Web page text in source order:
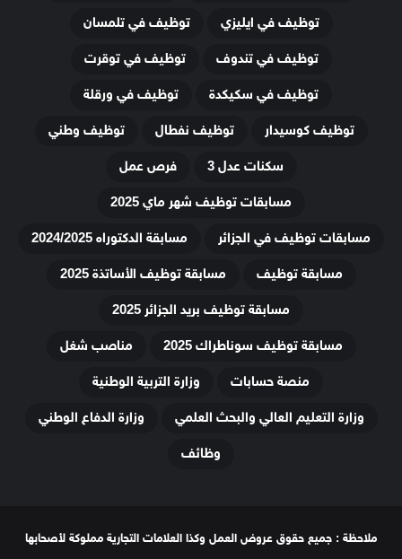
توظيف في ايليزي
توظيف في تلمسان
توظيف في تندوف
توظيف في توقرت
توظيف في سكيكدة
توظيف في ورقلة
توظيف كوسيدار
توظيف نفطال
توظيف وطني
سكنات عدل 3
فرص عمل
مسابقات توظيف شهر ماي 2025
مسابقات توظيف في الجزائر
مسابقة الدكتوراه 2024/2025
مسابقة توظيف
مسابقة توظيف الأساتذة 2025
مسابقة توظيف بريد الجزائر 2025
مسابقة توظيف سوناطراك 2025
مناصب شغل
منصة حسابات
وزارة التربية الوطنية
وزارة التعليم العالي والبحث العلمي
وزارة الدفاع الوطني
وظائف
ملاحظة : جميع حقوق عروض العمل وكذا العلامات التجارية مملوكة لأصحابها